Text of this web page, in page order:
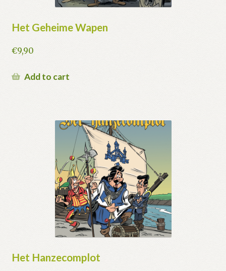
Het Geheime Wapen
€9,90
Add to cart
Het Hanzecomplot